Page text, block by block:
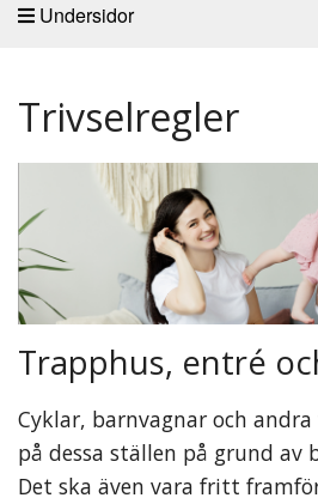
Undersidor
Trivselregler
Trapphus, entré
Cyklar, barnvagnar och
på dessa ställen på grund av
Det ska även vara fritt